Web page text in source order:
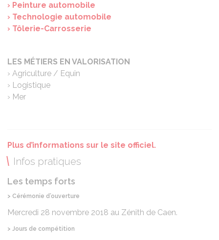
› Peinture automobile
› Technologie automobile
› Tôlerie-Carrosserie
LES MÉTIERS EN VALORISATION
› Agriculture / Equin
› Logistique
› Mer
Plus d’informations sur le site officiel.
Infos pratiques
Les temps forts
> Cérémonie d’ouverture
Mercredi 28 novembre 2018 au Zénith de Caen.
> Jours de compétition